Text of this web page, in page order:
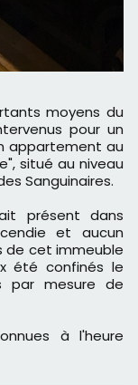
pour un
appartement au
situé au niveau
Sanguinaires.
présent dans
et aucun
de cet immeuble
été confinés le
par mesure de
à l'heure